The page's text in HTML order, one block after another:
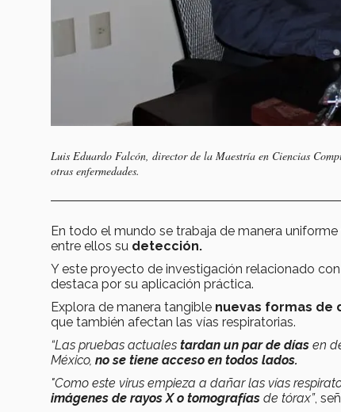
Luis Eduardo Falcón, director de la Maestría en Ciencias
otras enfermedades.
En todo el mundo se trabaja de manera
entre ellos su detección.
Y este proyecto de investigación relacionado con
destaca por su aplicación práctica.
Explora de manera tangible nuevas formas de
que también afectan las vías respiratorias.
“Las pruebas actuales tardan un par de días en
México, no se tiene acceso en todos lados.
"Como este virus empieza a dañar las vías
imágenes de rayos X o tomografías de tórax”,